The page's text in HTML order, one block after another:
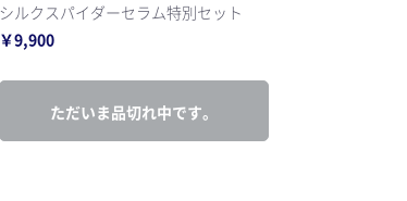
シルクスパイダーセラム特別セット
￥9,900
ただいま品切れ中です。